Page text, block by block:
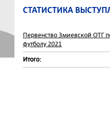
СТАТИСТИКА
Первенство Змиевской ОТГ
футболу 2021
Итого: